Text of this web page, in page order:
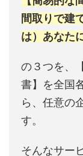
間取りで建
は）あなた
の３つを、
書】を全国
ら、任意の
す。
そんなサー